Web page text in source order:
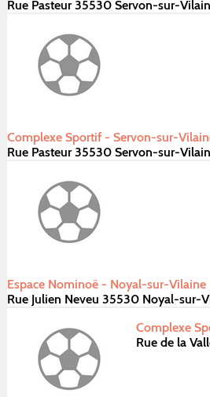
Rue Pasteur 35530 Servon-sur-
Complexe Sportif - Servon-sur-
Rue Pasteur 35530 Servon-sur-
Espace Nominoë - Noyal-sur-Vilaine
Rue Julien Neveu 35530 Noyal-sur-
Complexe
Rue de la